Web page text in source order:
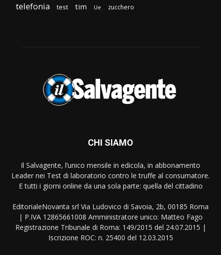
telefonia test tim Ue zucchero
CHI SIAMO
Il Salvagente, l’unico mensile in edicola, in abbonamento
Leader nei Test di laboratorio contro le truffe al consumatore.
E tutti i giorni online da una sola parte: quella del cittadino
EditorialeNovanta srl Via Ludovico di Savoia, 2b, 00185 Roma
| P.IVA 12865661008 Amministratore unico: Matteo Fago
Registrazione Tribunale di Roma: 149/2015 del 24.07.2015 |
Iscrizione ROC: n. 25400 del 12.03.2015